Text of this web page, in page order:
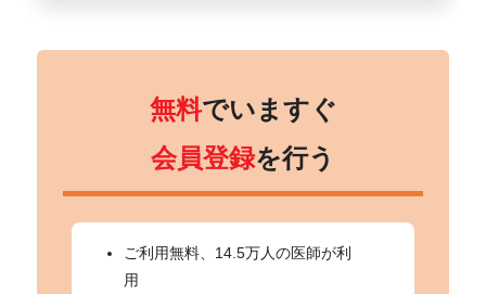
無料でいますぐ
会員登録を行う
ご利用無料、14.5万人の医師が利
用